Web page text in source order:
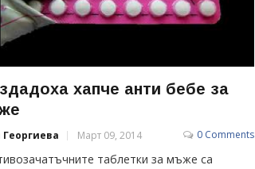
хапче анти бебе за
Георгиева Март 09, 2014 0 Comments
таблетки за мъже са